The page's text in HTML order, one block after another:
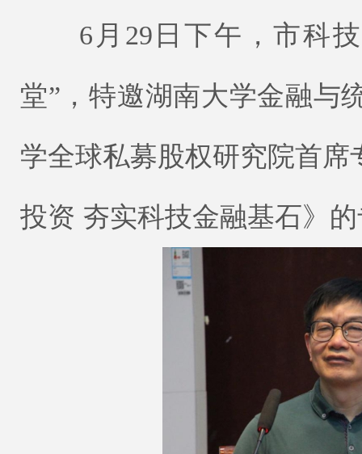
6月29日下午，市科技
堂”，特邀湖南大学金融与
学全球私募股权研究院首
投资 夯实科技金融基石》